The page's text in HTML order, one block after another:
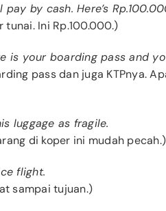
pay by cash. Here’s
tunai. Ini Rp.100.000.)
is your boarding pass and
pass dan juga KTPnya.
luggage as fragile.
di koper ini mudah pecah.)
flight.
sampai tujuan.)